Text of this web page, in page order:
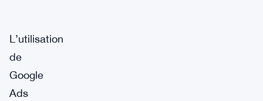
L’utilisation
de
Google
Ads